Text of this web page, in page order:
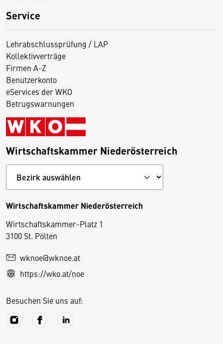
Service
Lehrabschlussprüfung / LAP
Kollektivverträge
Firmen A-Z
Benutzerkonto
eServices der WKO
Betrugswarnungen
Wirtschaftskammer Niederösterreich
Wirtschaftskammer Niederösterreich
Wirtschaftskammer-Platz 1
3100 St. Pölten
wknoe@wknoe.at
https://wko.at/noe
Besuchen Sie uns auf:
D
e
s
S
e